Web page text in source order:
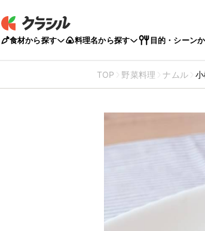
食材から探す 料理名から探す 目的・シーン
TOP 野菜料理 ナムル